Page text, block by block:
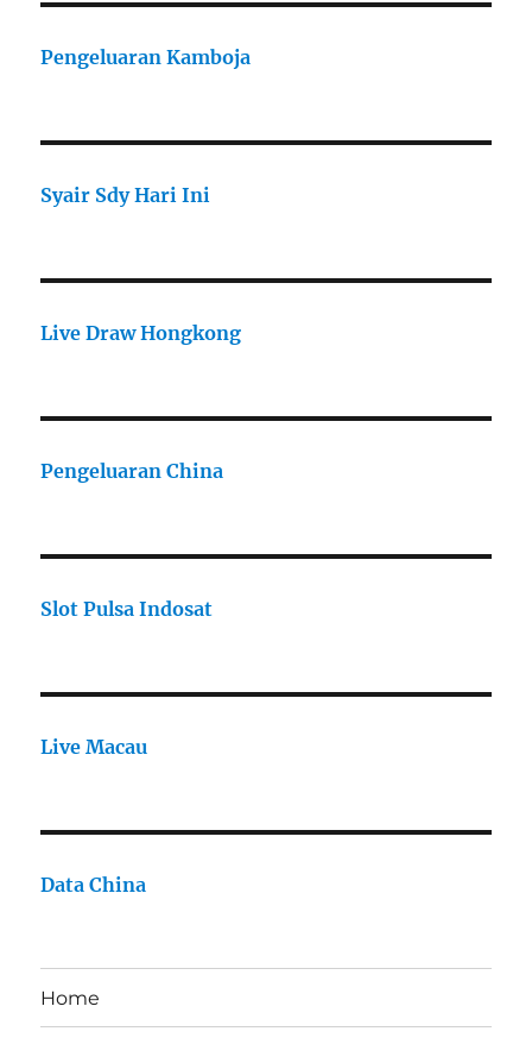
Pengeluaran Kamboja
Syair Sdy Hari Ini
Live Draw Hongkong
Pengeluaran China
Slot Pulsa Indosat
Live Macau
Data China
Home